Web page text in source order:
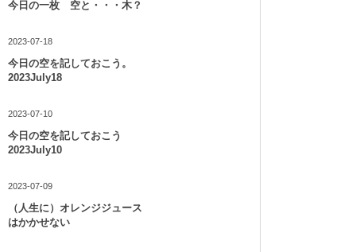
今日の一枚 空と・・・木？
2023-07-18
今日の空を記しておこう。
2023July18
2023-07-10
今日の空を記しておこう
2023July10
2023-07-09
（人生に）オレンジジュース
はかかせない